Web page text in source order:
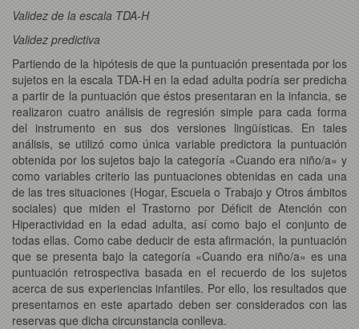
Validez de la escala TDA-H
Validez predictiva
Partiendo de la hipótesis de que la puntuación presentada por los
sujetos en la escala TDA-H en la edad adulta podría ser predicha
a partir de la puntuación que éstos presentaran en la infancia, se
realizaron cuatro análisis de regresión simple para cada forma
del instrumento en sus dos versiones lingüísticas. En tales
análisis, se utilizó como única variable predictora la puntuación
obtenida por los sujetos bajo la categoría «Cuando era niño/a» y
como variables criterio las puntuaciones obtenidas en cada una
de las tres situaciones (Hogar, Escuela o Trabajo y Otros ámbitos
sociales) que miden el Trastorno por Déficit de Atención con
Hiperactividad en la edad adulta, así como bajo el conjunto de
todas ellas. Como cabe deducir de esta afirmación, la puntuación
que se presenta bajo la categoría «Cuando era niño/a» es una
puntuación retrospectiva basada en el recuerdo de los sujetos
acerca de sus experiencias infantiles. Por ello, los resultados que
presentamos en este apartado deben ser considerados con las
reservas que dicha circunstancia conlleva.